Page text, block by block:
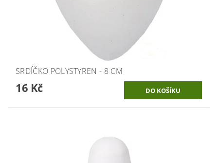
SRDÍČKO POLYSTYREN - 8 CM
16 Kč